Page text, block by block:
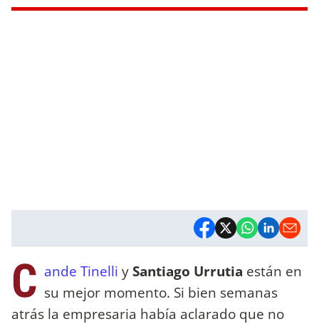
C ande Tinelli ySantiago Urrutia están en
su mejor momento. Si bien semanas
atrás la empresaria había aclarado que no